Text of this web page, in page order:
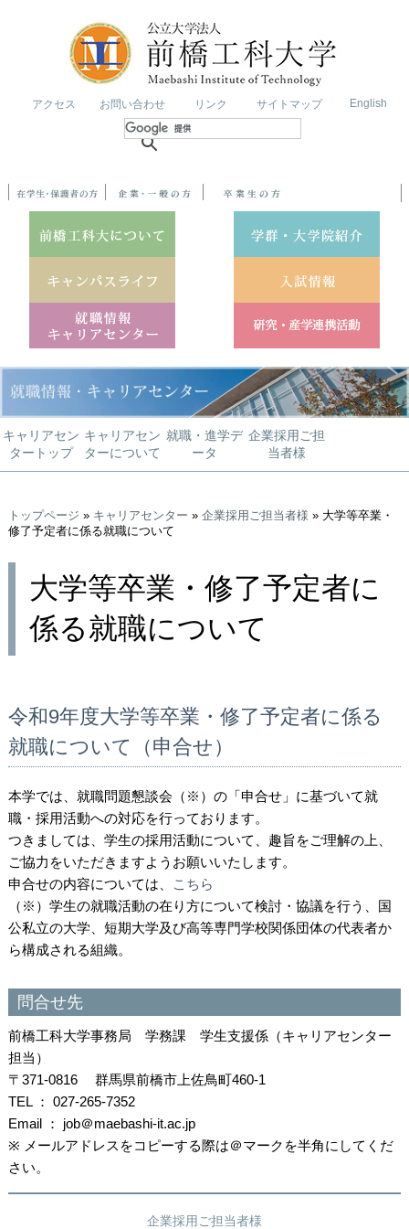
アクセス お問い合わせ リンク サイトマップ English
キャリアセン
タートップ
キャリアセン
ターについて
就職・進学デ
ータ
企業採用ご担
当者様
トップページ » キャリアセンター » 企業採用ご担当者様 » 大学等卒業・
修了予定者に係る就職について
大学等卒業・修了予定者に
係る就職について
令和9年度大学等卒業・修了予定者に係る
就職について（申合せ）
本学では、就職問題懇談会（※）の「申合せ」 に基づいて就
職・採用活動への対応を行っております。
つきましては、学生の採用活動について、趣旨をご理解の上、
ご協力をいただきますようお願いいたします。
申合せの内容については、
こちら
（※）学生の就職活動の在り方について検討・協議を行う、国
公私立の大学、短期大学及び高等専門学校関係団体の代表者か
ら構成される組織。
問合せ先
前橋工科大学事務局 学務課 学生支援係（キャリアセンター
担当）
〒371-0816 群馬県前橋市上佐鳥町460-1
TEL ： 027-265-7352
Email ： job＠maebashi-it.ac.jp
※ メールアドレスをコピーする際は＠マークを半角にしてくだ
さい。
企業採用ご担当者様